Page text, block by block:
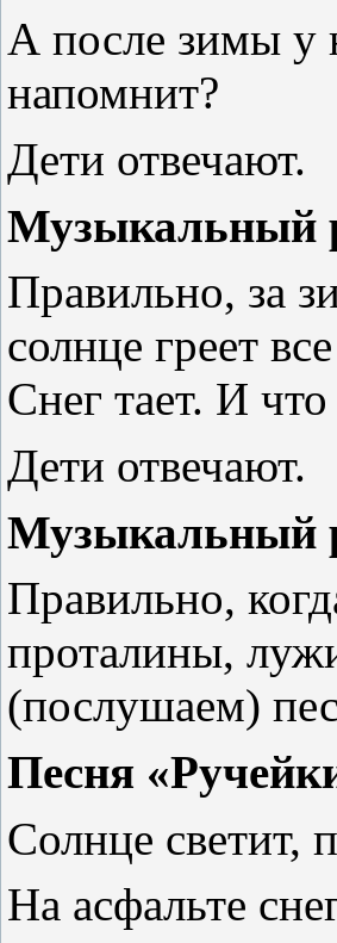
А после зимы у
напомнит?
Дети отвечают.
Музыкальный
Правильно, за
солнце греет
Снег тает. И что
Дети отвечают.
Музыкальный
Правильно,
проталины,
(послушаем)
Песня
Солнце светит,
На асфальте